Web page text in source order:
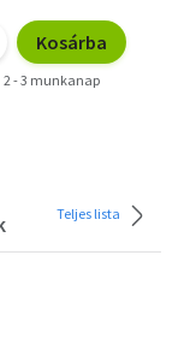
Kosárba
2 - 3 munkanap
Teljes lista